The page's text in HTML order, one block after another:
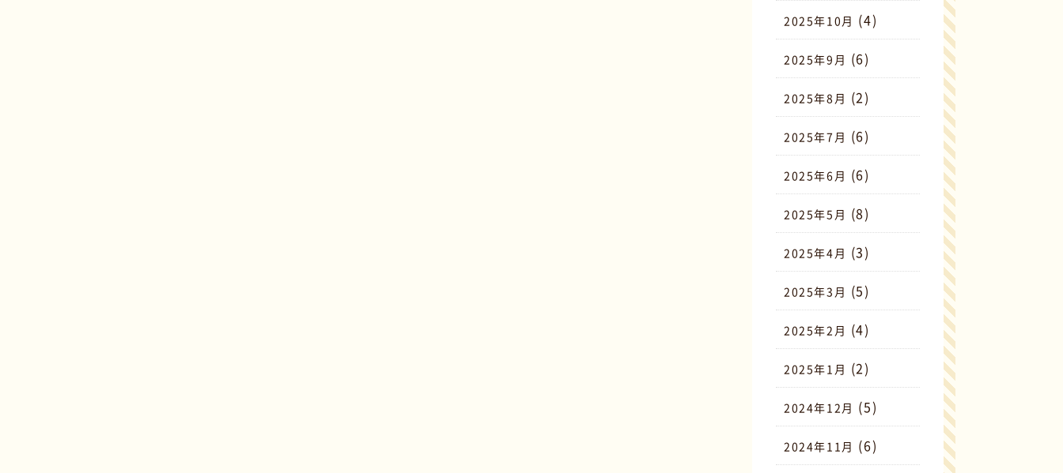
2025年10月 (4)
2025年9月 (6)
2025年8月 (2)
2025年7月 (6)
2025年6月 (6)
2025年5月 (8)
2025年4月 (3)
2025年3月 (5)
2025年2月 (4)
2025年1月 (2)
2024年12月 (5)
2024年11月 (6)